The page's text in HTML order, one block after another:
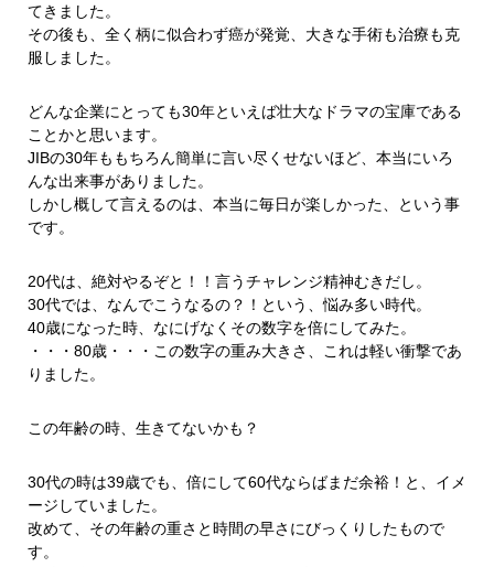
てきました。
その後も、全く柄に似合わず癌が発覚、大きな手術も治療も克
服しました。
どんな企業にとっても30年といえば壮大なドラマの宝庫である
ことかと思います。
JIBの30年ももちろん簡単に言い尽くせないほど、本当にいろ
んな出来事がありました。
しかし概して言えるのは、本当に毎日が楽しかった、という事
です。
20代は、絶対やるぞと！！言うチャレンジ精神むきだし。
30代では、なんでこうなるの？！という、悩み多い時代。
40歳になった時、なにげなくその数字を倍にしてみた。
・・・80歳・・・この数字の重み大きさ、これは軽い衝撃であ
りました。
この年齢の時、生きてないかも？
30代の時は39歳でも、倍にして60代ならばまだ余裕！と、イメ
ージしていました。
改めて、その年齢の重さと時間の早さにびっくりしたもので
す。